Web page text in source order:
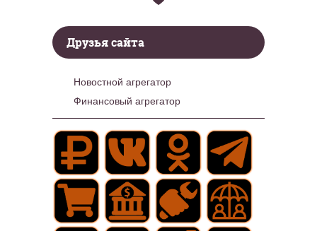
Друзья сайта
Новостной агрегатор
Финансовый агрегатор